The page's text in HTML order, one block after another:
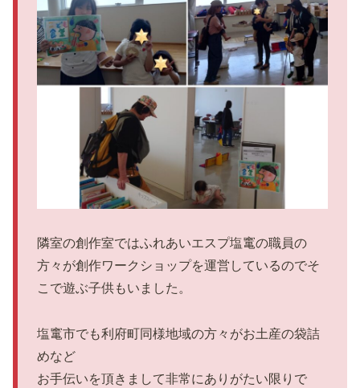
隣室の創作室ではふれあいエスプ塩竃の職員の
方々が創作ワークショップを運営しているのでそ
こで遊ぶ子供もいました。
塩竃市でも利府町同様地域の方々がお土産の袋詰
めなど
お手伝いを頂きまして非常にありがたい限りで